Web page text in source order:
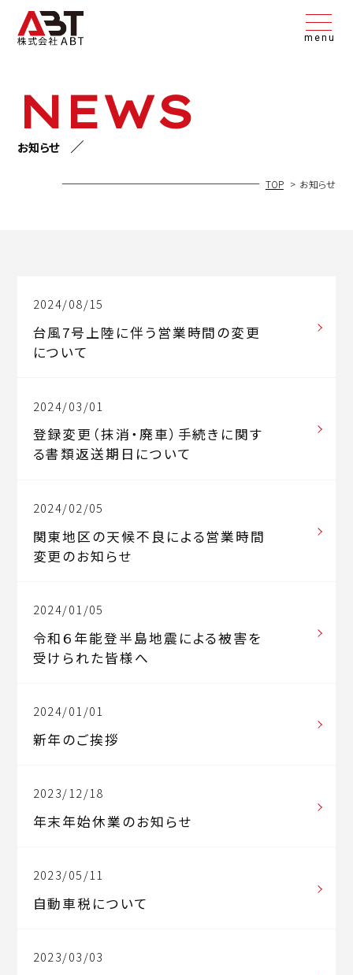
menu
NEWS
お知らせ
TOP お知らせ
2024/08/15
台風7号上陸に伴う営業時間の変更
について
2024/03/01
登録変更（抹消・廃車）手続きに関す
る書類返送期日について
2024/02/05
関東地区の天候不良による営業時間
変更のお知らせ
2024/01/05
令和６年能登半島地震による被害を
受けられた皆様へ
2024/01/01
新年のご挨拶
2023/12/18
年末年始休業のお知らせ
2023/05/11
自動車税について
2023/03/03